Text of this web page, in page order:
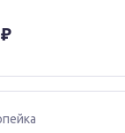
вещество: 1-[2-
вещества: